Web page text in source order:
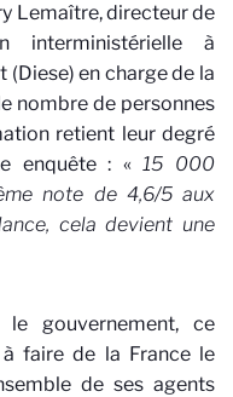
Lemaître, directeur de
interministérielle à
(Diese) en charge de la
nombre de personnes
retient leur degré
enquête : «15 000
note de 4,6/5 aux
cela devient une
gouvernement, ce
faire de la France le
de ses agents